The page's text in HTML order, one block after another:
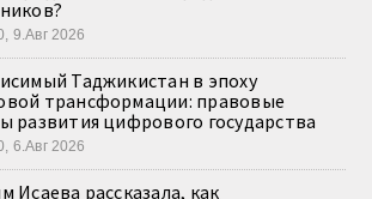
9.Авг 2026
Таджикистан в эпоху
трансформации: правовые
развития цифрового государства
6.Авг 2026
Исаева рассказала, как